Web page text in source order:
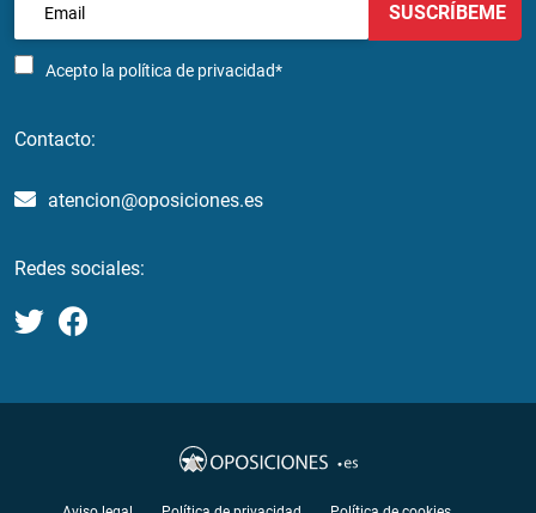
Acepto la política de privacidad*
SUSCRÍBEME
Contacto:
atencion@oposiciones.es
Redes sociales: